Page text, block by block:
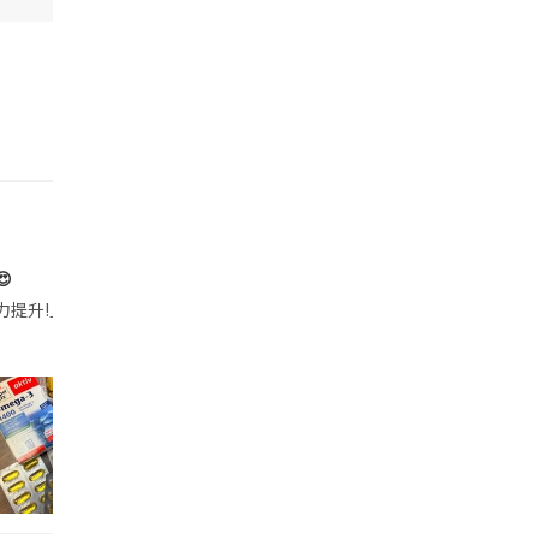
帶的行動電源機身已標示「10000mAh」，卻仍被要求當場丟
提升!｣ 長時間對住電腦､剪片寫稿,成日覺得眼睛乾澀､腦袋好似｢斷